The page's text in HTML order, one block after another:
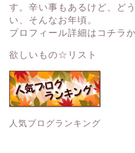
す。辛い事もあるけど、ど
い、そんなお年頃。
プロフィール詳細はコチラか
欲しいもの☆リスト
人気ブログランキング